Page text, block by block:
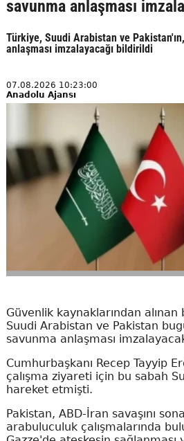
savunma anlaşması
Türkiye, Suudi Arabistan ve
anlaşması imzalayacağı bildirildi
07.08.2026 10:23:00
Anadolu Ajansı
Güvenlik kaynaklarından
Suudi Arabistan ve Pakistan
savunma anlaşması
Cumhurbaşkanı Recep Tayyip
çalışma ziyareti için bu sabah
hareket etmişti.
Pakistan, ABD-İran savaşını
arabuluculuk çalışmalarında